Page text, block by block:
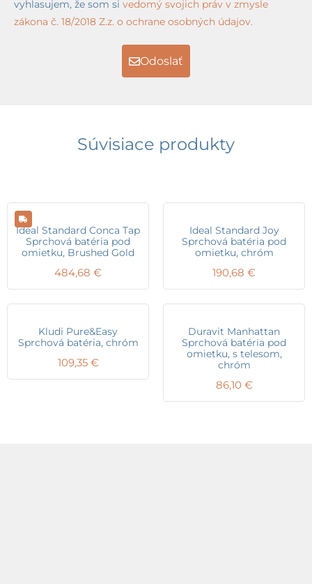
vyhlasujem, že som si vedomý svojich práv v zmysle
zákona č. 18/2018 Z.z. o ochrane osobných údajov.
Odoslať
Súvisiace produkty
Ideal Standard Conca Tap
Sprchová batéria pod
omietku, Brushed Gold
484,68 €
Ideal Standard Joy
Sprchová batéria pod
omietku, chróm
190,68 €
Kludi Pure&Easy
Sprchová batéria, chróm
109,35 €
Duravit Manhattan
Sprchová batéria pod
omietku, s telesom,
chróm
86,10 €